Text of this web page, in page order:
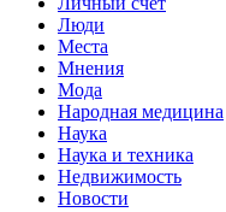
Люди
Места
Мнения
Мода
Народная медицина
Наука
Наука и техника
Недвижимость
Новости